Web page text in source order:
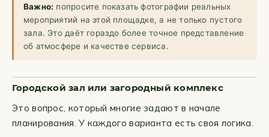
Важно: попросите показать фотографии реальных
мероприятий на этой площадке, а не только пустого
зала. Это даёт гораздо более точное представление
об атмосфере и качестве сервиса.
Городской зал или загородный комплекс
Это вопрос, который многие задают в начале
планирования. У каждого варианта есть своя логика.